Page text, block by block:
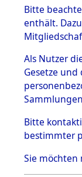
1.
mente
5.
5.3
5.3.1
zu
en
5.3.2
Bitte
enthält.
Als Nutzer
Gesetze
Bitte
bestimmter
Sie möchten